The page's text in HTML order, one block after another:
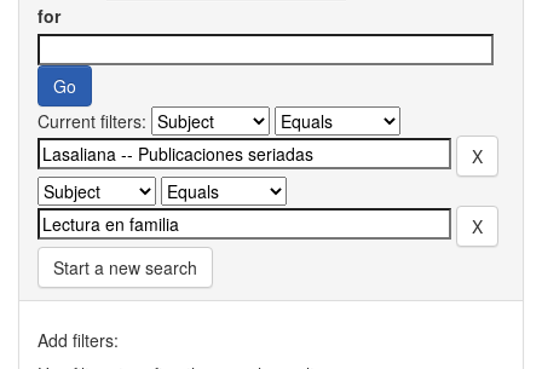
for
Current filters:
Start a new search
Add filters: